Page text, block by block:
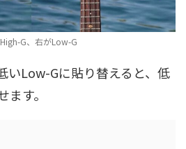
G、右がLow-G
いLow-Gに貼り替えると、低
す。